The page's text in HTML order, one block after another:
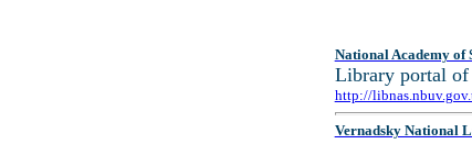
National Academy of
Library portal of
http://
Vernadsky National